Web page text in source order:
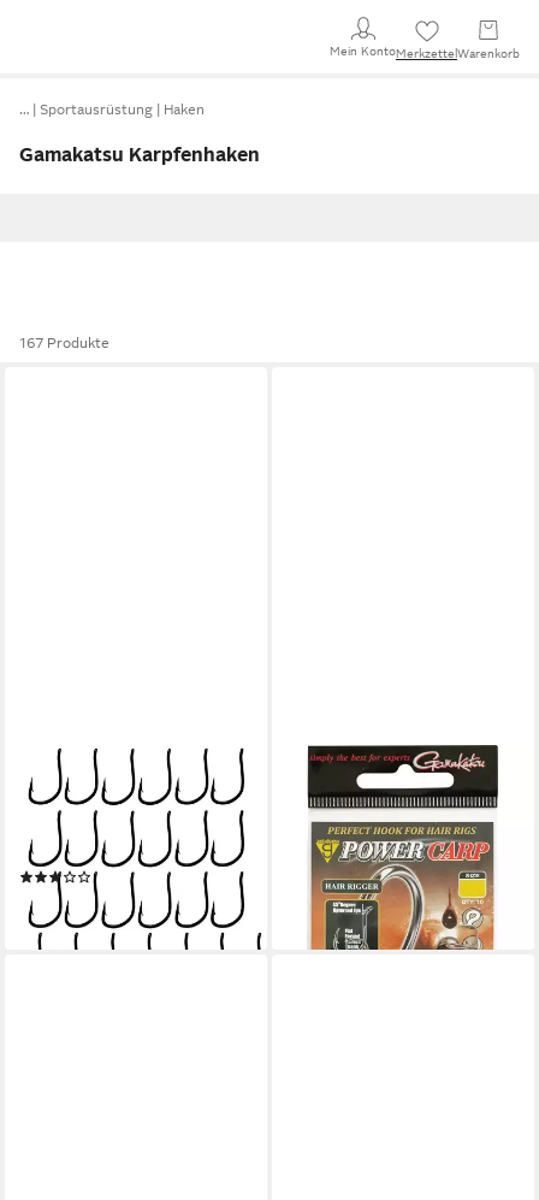
Mein KontoMerkzettel Warenkorb
… Sportausrüstung Haken
Gamakatsu Karpfenhaken
167 Produkte
GAMAKATSU
Karpfenhaken Gamakatsu LS-
3614F Haken - 25
Karpfenhaken
(1)
6,79 €
lieferbar - in 2-3 Werktagen bei dir
GAMAKATSU
Karpfenhaken Gamakatsu
Powercarp Hair Rigger Eyed
Hook - 10 Karpfenhaken
4,49 €
lieferbar - in 2-3 Werktagen bei dir